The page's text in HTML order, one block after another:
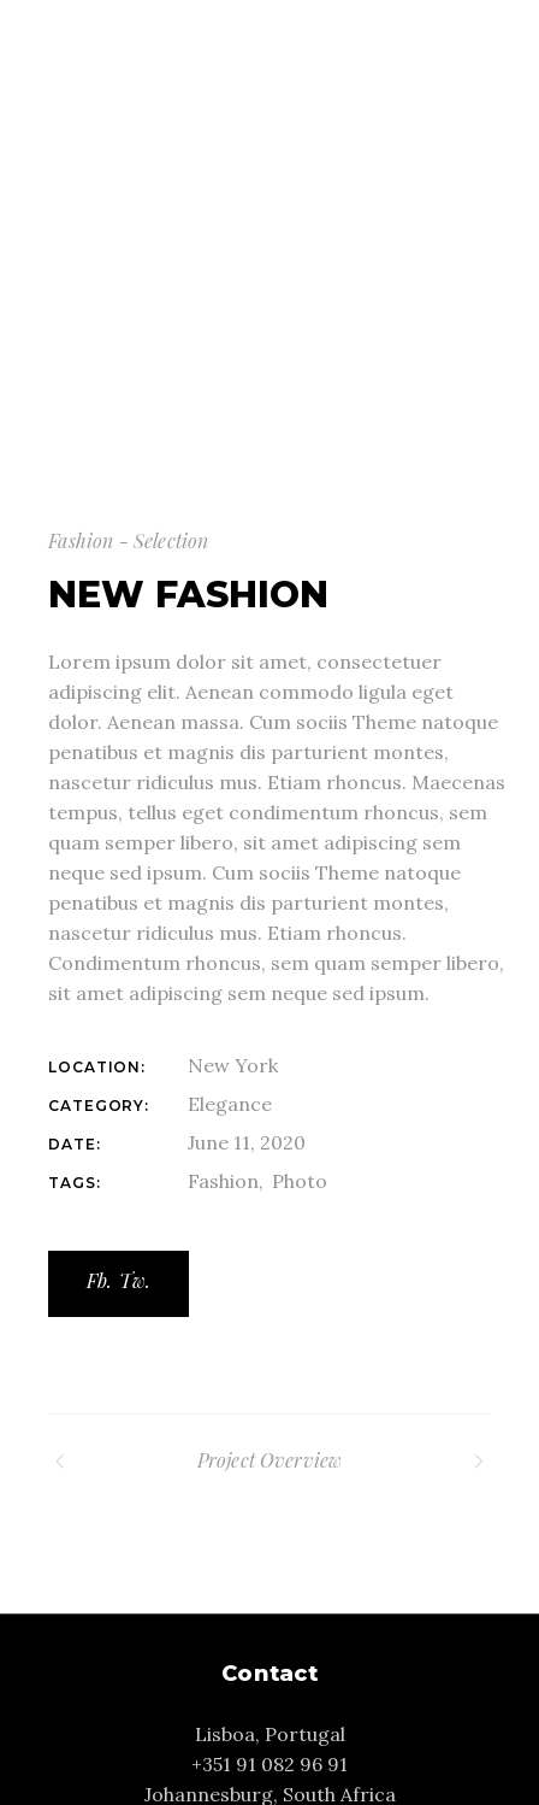
Fashion - Selection
NEW FASHION
Lorem ipsum dolor sit amet, consectetuer
adipiscing elit. Aenean commodo ligula eget
dolor. Aenean massa. Cum sociis Theme natoque
penatibus et magnis dis parturient montes,
nascetur ridiculus mus. Etiam rhoncus. Maecenas
tempus, tellus eget condimentum rhoncus, sem
quam semper libero, sit amet adipiscing sem
neque sed ipsum. Cum sociis Theme natoque
penatibus et magnis dis parturient montes,
nascetur ridiculus mus. Etiam rhoncus.
Condimentum rhoncus, sem quam semper libero,
sit amet adipiscing sem neque sed ipsum.
LOCATION: New York
CATEGORY: Elegance
DATE: June 11, 2020
TAGS: Fashion Photo
Fb. Tw.
Project Overview
Contact
Lisboa, Portugal
+351 91 082 96 91
Johannesburg, South Africa